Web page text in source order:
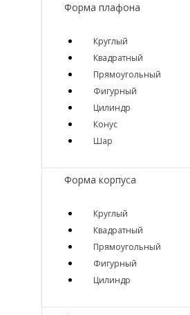
Форма плафона
Круглый
Квадратный
Прямоугольный
Фигурный
Цилиндр
Конус
Шар
Форма корпуса
Круглый
Квадратный
Прямоугольный
Фигурный
Цилиндр